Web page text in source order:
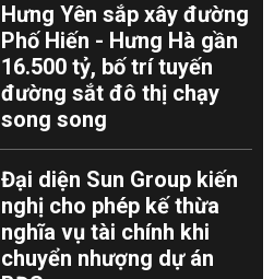
Hưng Yên sắp xây đường
Phố Hiến - Hưng Hà gần
16.500 tỷ, bố trí tuyến
đường sắt đô thị chạy
song song
Đại diện Sun Group kiến
nghị cho phép kế thừa
nghĩa vụ tài chính khi
chuyển nhượng dự án